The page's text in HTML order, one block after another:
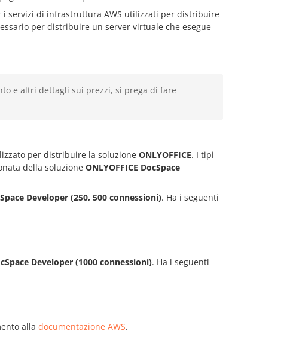
i servizi di infrastruttura AWS utilizzati per distribuire
per distribuire un server virtuale che esegue
e altri dettagli sui prezzi, si prega di fare
per distribuire la soluzione ONLYOFFICE. I tipi
della soluzione ONLYOFFICE DocSpace
Developer (250, 500 connessioni). Ha i seguenti
Developer (1000 connessioni). Ha i seguenti
alla documentazione AWS.